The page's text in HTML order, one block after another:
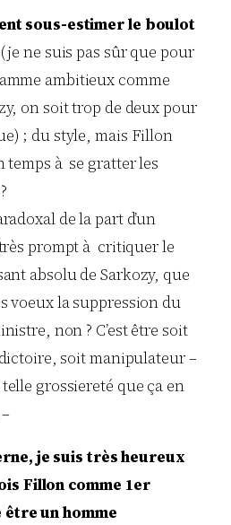
sous-estimer le boulot
(je ne suis pas sûr que pour
ambitieux comme
on soit trop de deux pour
; du style, mais Fillon
temps à se gratter les
de la part d’un
prompt à critiquer le
absolu de Sarkozy, que
voeux la suppression du
non ? C’est être soit
soit manipulateur –
grossiereté que ça en
je suis très heureux
Fillon comme 1er
un homme